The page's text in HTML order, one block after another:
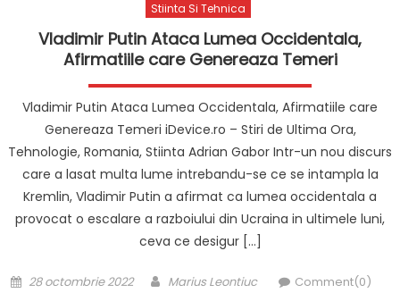
Stiinta Si Tehnica
Vladimir Putin Ataca Lumea Occidentala,
Afirmatiile care Genereaza Temeri
Vladimir Putin Ataca Lumea Occidentala, Afirmatiile care
Genereaza Temeri iDevice.ro – Stiri de Ultima Ora,
Tehnologie, Romania, Stiinta Adrian Gabor Intr-un nou discurs
care a lasat multa lume intrebandu-se ce se intampla la
Kremlin, Vladimir Putin a afirmat ca lumea occidentala a
provocat o escalare a razboiului din Ucraina in ultimele luni,
ceva ce desigur […]
Posted
28 octombrie 2022 Author
Marius Leontiuc Comment(0)